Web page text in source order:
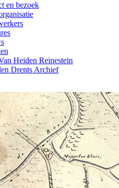
en bezoek
Heiden Reinestein
Drents Archief